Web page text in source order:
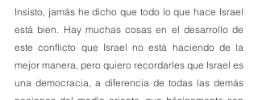
Insisto, jamás he dicho que todo lo que hace Israel
está bien. Hay muchas cosas en el desarrollo de
este conflicto que Israel no está haciendo de la
mejor manera, pero quiero recordarles que Israel es
una democracia, a diferencia de todas las demás